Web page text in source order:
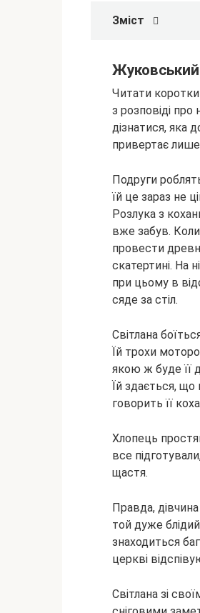
Зміст
Жуковський
Читати
з розповіді про
дізнатися, яка
привертає лише
Подруги
їй це зараз не
Розлука з
вже забув. Коли
провести
скатертині. На
при цьому в
сяде за стіл.
Світлана
Їй трохи
якою ж буде її
Їй здається,
говорить її
Хлопець
все
щастя.
Правда,
той дуже
знаходиться
церкві
Світлана зі